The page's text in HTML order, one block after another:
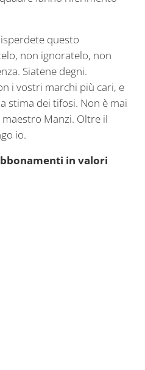
questo
non ignoratelo, non
Siatene degni.
i vostri marchi più cari, e
stima dei tifosi. Non è mai
Manzi. Oltre il
io.
in valori